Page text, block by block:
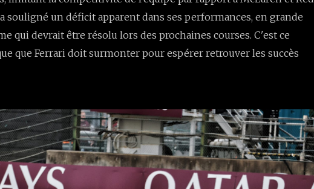
souligné un déficit apparent dans ses performances, en grande
qui devrait être résolu lors des prochaines courses. C'est ce
que Ferrari doit surmonter pour espérer retrouver les succès